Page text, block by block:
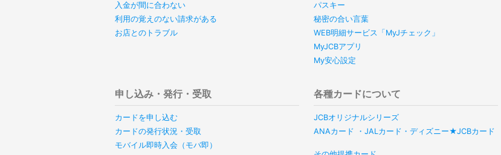
入金が間に合わない
利用の覚えのない請求がある
お店とのトラブル
パスキー
秘密の合い言葉
WEB明細サービス「MyJチェック」
MyJCBアプリ
My安心設定
申し込み・発行・受取
カードを申し込む
カードの発行状況・受取
モバイル即時入会（モバ即）
各種カードについて
JCBオリジナルシリーズ
ANAカード ・JALカード・ディズニー★JCBカード